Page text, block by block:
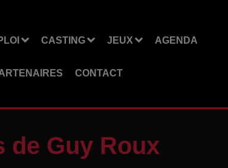
CASTING JEUX AGENDA
CONTACT
de Guy Roux